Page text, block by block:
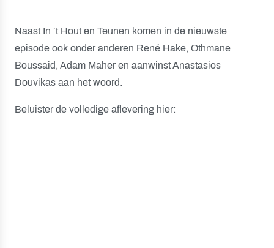
Naast In ’t Hout en Teunen komen in de nieuwste
episode ook onder anderen René Hake, Othmane
Boussaid, Adam Maher en aanwinst Anastasios
Douvikas aan het woord.
Beluister de volledige aflevering hier: